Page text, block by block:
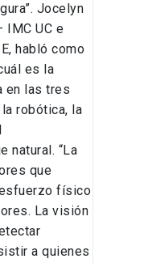
Jocelyn
IMC UC e
habló como
es la
en las tres
robótica, la
natural. “La
que
físico
La visión
a quienes